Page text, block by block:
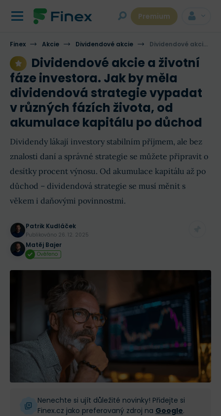
Premium
Finex Akcie Dividendové akcie Dividendové akcie a životní fáze investora. Jak by měla dividendová strategie vypadat v různých fázích života, od akumulace kapitálu po důchod
Dividendové akcie a životní
fáze investora. Jak by měla
dividendová strategie vypadat
v různých fázích života, od
akumulace kapitálu po důchod
Dividendy lákají investory stabilním příjmem, ale bez
znalosti daní a správné strategie se můžete připravit o
desítky procent výnosu. Od akumulace kapitálu až po
důchod – dividendová strategie se musí měnit s
věkem i daňovými povinnostmi.
Patrik Kudláček
Publikováno 26. 12. 2025
Matěj Bajer
Ověřeno
Nenechte si ujít důležité novinky! Přidejte si
Finex.cz jako preferovaný zdroj na Google.